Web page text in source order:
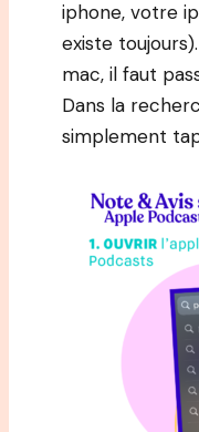
iphone, votre
existe
mac, il faut
Dans la
simplement